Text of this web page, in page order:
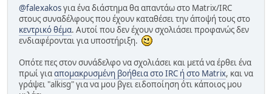
@falexakosγια ένα διάστημα θα απαντάω στο Matrix/IRC
στους συναδέλφους που έχουν καταθέσει την άποψή τους στο
κεντρικό θέμα. Αυτοί που δεν έχουν σχολιάσει προφανώς δεν
ενδιαφέρονται για υποστήριξη.
Οπότε πες στον συνάδελφο να σχολιάσει και μετά να έρθει ένα
πρωί γιααπομακρυσμένη βοήθεια στο IRC ή στο Matrix, και να
γράψει "alkisg" για να μου βγει ειδοποίηση ότι κάποιος μου